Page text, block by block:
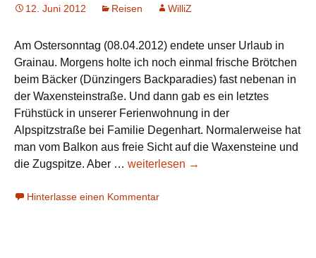
12. Juni 2012 Reisen WilliZ
Am Ostersonntag (08.04.2012) endete unser Urlaub in
Grainau. Morgens holte ich noch einmal frische Brötchen
beim Bäcker (Dünzingers Backparadies) fast nebenan in
der Waxensteinstraße. Und dann gab es ein letztes
Frühstück in unserer Ferienwohnung in der
Alpspitzstraße bei Familie Degenhart. Normalerweise hat
man vom Balkon aus freie Sicht auf die Waxensteine und
die Zugspitze. Aber … Grainau
(18):
weiterlesen →
Hinterlasse einen Kommentar